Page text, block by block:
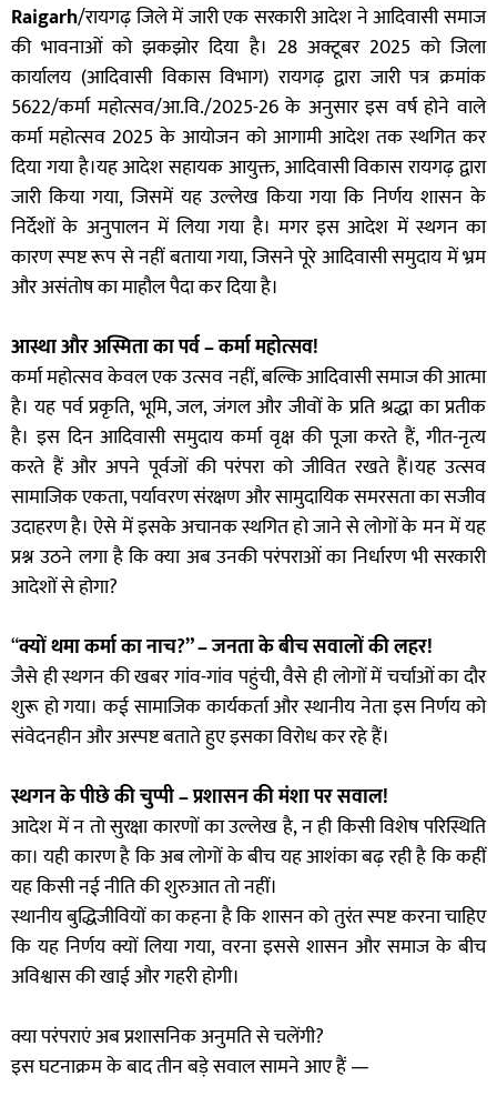
Raigarh/रायगढ़ जिले में जारी एक सरकारी आदेश ने आदिवासी समाज
की भावनाओं को झकझोर दिया है। 28 अक्टूबर 2025 को जिला
कार्यालय (आदिवासी विकास विभाग) रायगढ़ द्वारा जारी पत्र क्रमांक
5622/कर्मा महोत्सव/आ.वि./2025-26 के अनुसार इस वर्ष होने वाले
कर्मा महोत्सव 2025 के आयोजन को आगामी आदेश तक स्थगित कर
दिया गया है।यह आदेश सहायक आयुक्त, आदिवासी विकास रायगढ़ द्वारा
जारी किया गया, जिसमें यह उल्लेख किया गया कि निर्णय शासन के
निर्देशों के अनुपालन में लिया गया है। मगर इस आदेश में स्थगन का
कारण स्पष्ट रूप से नहीं बताया गया, जिसने पूरे आदिवासी समुदाय में भ्रम
और असंतोष का माहौल पैदा कर दिया है।
आस्था और अस्मिता का पर्व – कर्मा महोत्सव!
कर्मा महोत्सव केवल एक उत्सव नहीं, बल्कि आदिवासी समाज की आत्मा
है। यह पर्व प्रकृति, भूमि, जल, जंगल और जीवों के प्रति श्रद्धा का प्रतीक
है। इस दिन आदिवासी समुदाय कर्मा वृक्ष की पूजा करते हैं, गीत-नृत्य
करते हैं और अपने पूर्वजों की परंपरा को जीवित रखते हैं।यह उत्सव
सामाजिक एकता, पर्यावरण संरक्षण और सामुदायिक समरसता का सजीव
उदाहरण है। ऐसे में इसके अचानक स्थगित हो जाने से लोगों के मन में यह
प्रश्न उठने लगा है कि क्या अब उनकी परंपराओं का निर्धारण भी सरकारी
आदेशों से होगा?
“क्यों थमा कर्मा का नाच?” – जनता के बीच सवालों की लहर!
जैसे ही स्थगन की खबर गांव-गांव पहुंची, वैसे ही लोगों में चर्चाओं का दौर
शुरू हो गया। कई सामाजिक कार्यकर्ता और स्थानीय नेता इस निर्णय को
संवेदनहीन और अस्पष्ट बताते हुए इसका विरोध कर रहे हैं।
स्थगन के पीछे की चुप्पी – प्रशासन की मंशा पर सवाल!
आदेश में न तो सुरक्षा कारणों का उल्लेख है, न ही किसी विशेष परिस्थिति
का। यही कारण है कि अब लोगों के बीच यह आशंका बढ़ रही है कि कहीं
यह किसी नई नीति की शुरुआत तो नहीं।
स्थानीय बुद्धिजीवियों का कहना है कि शासन को तुरंत स्पष्ट करना चाहिए
कि यह निर्णय क्यों लिया गया, वरना इससे शासन और समाज के बीच
अविश्वास की खाई और गहरी होगी।
क्या परंपराएं अब प्रशासनिक अनुमति से चलेंगी?
इस घटनाक्रम के बाद तीन बड़े सवाल सामने आए हैं —